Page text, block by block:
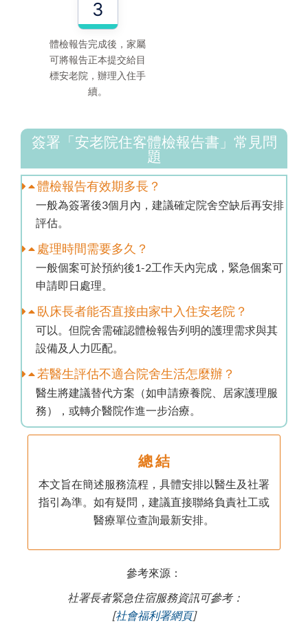
3
體檢報告完成後，家屬
可將報告正本提交給目
標安老院，辦理入住手
續。
簽署「安老院住客體檢報告書」常見問
題
體檢報告有效期多長？
一般為簽署後3個月內，建議確定院舍空缺后再安排
評估。
處理時間需要多久？
一般個案可於預約後1-2工作天內完成，緊急個案可
申請即日處理。
臥床長者能否直接由家中入住安老院？
可以。但院舍需確認體檢報告列明的護理需求與其
設備及人力匹配。
若醫生評估不適合院舍生活怎麼辦？
醫生將建議替代方案（如申請療養院、居家護理服
務），或轉介醫院作進一步治療。
總 結
本文旨在簡述服務流程，具體安排以醫生及社署
指引為準。如有疑問，建議直接聯絡負責社工或
醫療單位查詢最新安排。
參考來源：
社署長者緊急住宿服務資訊可參考：
[社會福利署網頁]